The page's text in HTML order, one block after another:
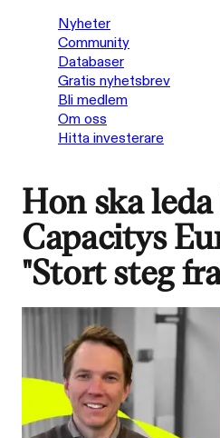
Nyheter
Community
Databaser
Gratis nyhetsbrev
Bli medlem
Om oss
Hitta investerare
Hon ska
Capacitys
"Stort steg